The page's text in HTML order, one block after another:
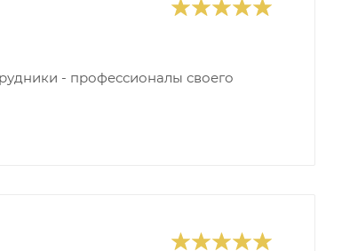
- профессионалы своего